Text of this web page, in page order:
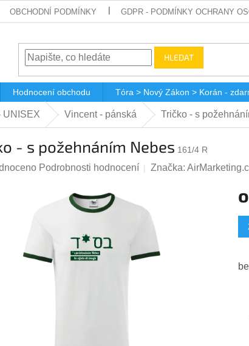
OBCHODNÍ PODMÍNKY GDPR - PODMÍNKY OCHRANY
HLEDAT
Hodnocení obchodu Tóra > Nový Zákon > Korán -
UNISEX Vincent - pánská Tričko - s
- s požehnáním Nebes 161/4 R
Podrobnosti hodnocení Značka: